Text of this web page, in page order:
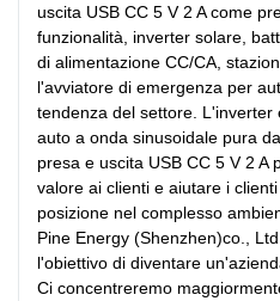
uscita USB CC 5 V 2 A come
funzionalità, inverter solare,
di alimentazione CC/CA,
l'avviatore di emergenza per
tendenza del settore.
auto a onda sinusoidale pura
presa e uscita USB CC 5 V 2 A
valore ai clienti e aiutare i
posizione nel complesso
Pine Energy (Shenzhen)co.,
l'obiettivo di diventare
Ci concentreremo